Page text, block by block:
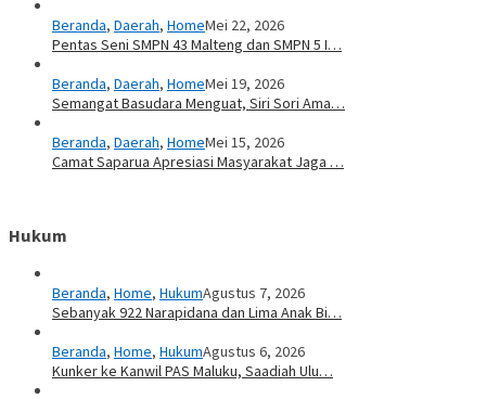
Beranda, Daerah, HomeMei 22, 2026
Pentas Seni SMPN 43 Malteng dan SMPN 5 I…
Beranda, Daerah, HomeMei 19, 2026
Semangat Basudara Menguat, Siri Sori Ama…
Beranda, Daerah, HomeMei 15, 2026
Camat Saparua Apresiasi Masyarakat Jaga …
Hukum
Beranda, Home, HukumAgustus 7, 2026
Sebanyak 922 Narapidana dan Lima Anak Bi…
Beranda, Home, HukumAgustus 6, 2026
Kunker ke Kanwil PAS Maluku, Saadiah Ulu…